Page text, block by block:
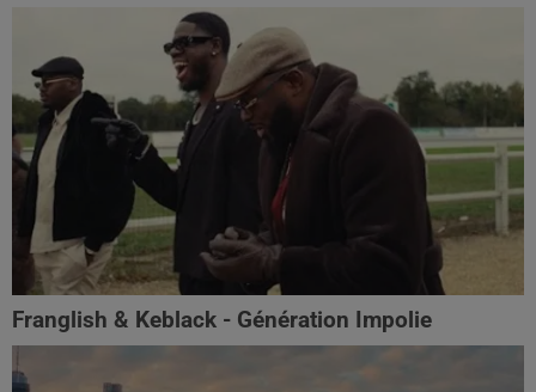
Franglish & Keblack - Génération Impolie